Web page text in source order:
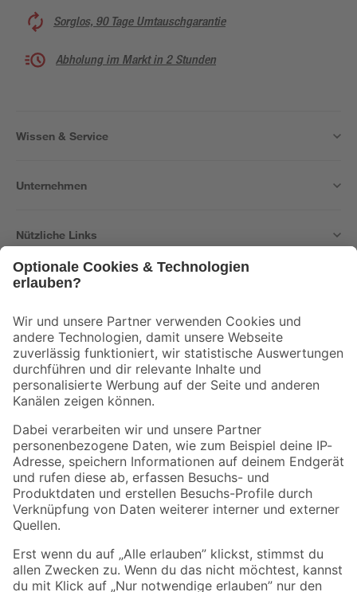
Sorglos, 90 Tage Umtauschgarantie
Abholung im Markt in 2 Stunden
Wissen & Service
Unternehmen
Nützliche Links
Der toom Newsletter: Keine Angebote und Aktionen mehr verpassen!
Zur Newsletter Anmeldung
Folge uns
Zahlungsarten Versandarten
Sicher einkaufen